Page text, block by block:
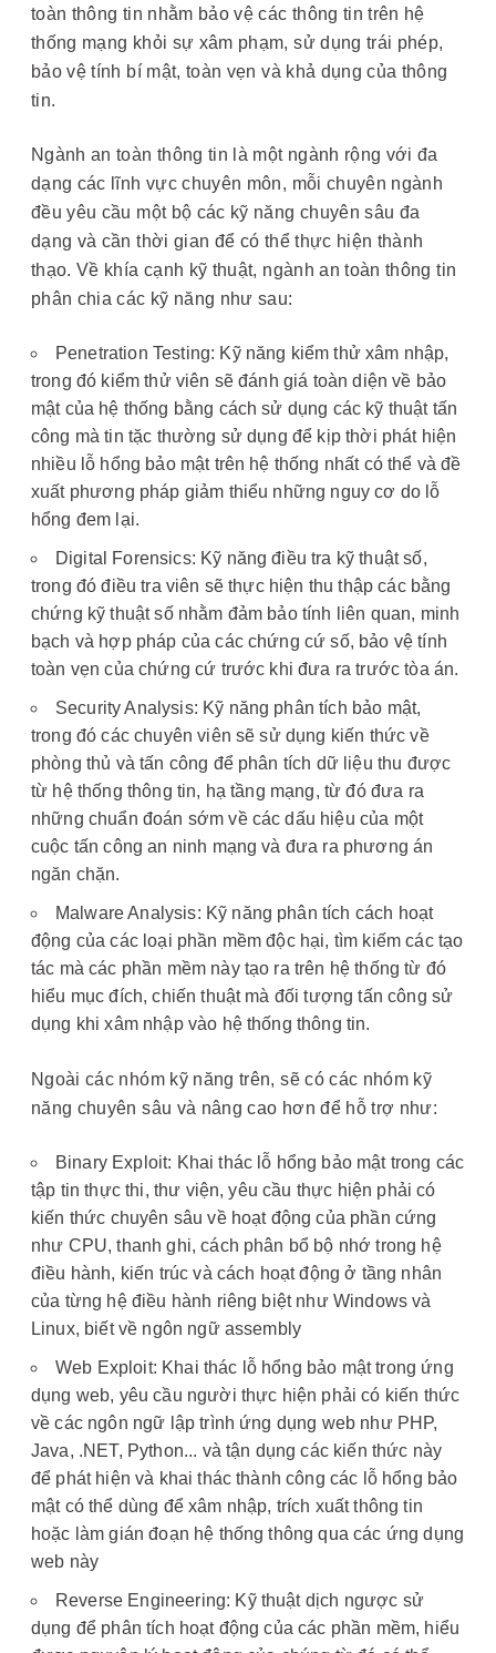
toàn thông tin nhằm bảo vệ các thông tin trên hệ
thống mạng khỏi sự xâm phạm, sử dụng trái phép,
bảo vệ tính bí mật, toàn vẹn và khả dụng của thông
tin.
Ngành an toàn thông tin là một ngành rộng với đa
dạng các lĩnh vực chuyên môn, mỗi chuyên ngành
đều yêu cầu một bộ các kỹ năng chuyên sâu đa
dạng và cần thời gian để có thể thực hiện thành
thạo. Về khía cạnh kỹ thuật, ngành an toàn thông tin
phân chia các kỹ năng như sau:
Penetration Testing: Kỹ năng kiểm thử xâm nhập,
trong đó kiểm thử viên sẽ đánh giá toàn diện về bảo
mật của hệ thống bằng cách sử dụng các kỹ thuật tấn
công mà tin tặc thường sử dụng để kịp thời phát hiện
nhiều lỗ hổng bảo mật trên hệ thống nhất có thể và đề
xuất phương pháp giảm thiểu những nguy cơ do lỗ
hổng đem lại.
Digital Forensics: Kỹ năng điều tra kỹ thuật số,
trong đó điều tra viên sẽ thực hiện thu thập các bằng
chứng kỹ thuật số nhằm đảm bảo tính liên quan, minh
bạch và hợp pháp của các chứng cứ số, bảo vệ tính
toàn vẹn của chứng cứ trước khi đưa ra trước tòa án.
Security Analysis: Kỹ năng phân tích bảo mật,
trong đó các chuyên viên sẽ sử dụng kiến thức về
phòng thủ và tấn công để phân tích dữ liệu thu được
từ hệ thống thông tin, hạ tầng mạng, từ đó đưa ra
những chuẩn đoán sớm về các dấu hiệu của một
cuộc tấn công an ninh mạng và đưa ra phương án
ngăn chặn.
Malware Analysis: Kỹ năng phân tích cách hoạt
động của các loại phần mềm độc hại, tìm kiếm các tạo
tác mà các phần mềm này tạo ra trên hệ thống từ đó
hiểu mục đích, chiến thuật mà đối tượng tấn công sử
dụng khi xâm nhập vào hệ thống thông tin.
Ngoài các nhóm kỹ năng trên, sẽ có các nhóm kỹ
năng chuyên sâu và nâng cao hơn để hỗ trợ như:
Binary Exploit: Khai thác lỗ hổng bảo mật trong các
tập tin thực thi, thư viện, yêu cầu thực hiện phải có
kiến thức chuyên sâu về hoạt động của phần cứng
như CPU, thanh ghi, cách phân bổ bộ nhớ trong hệ
điều hành, kiến trúc và cách hoạt động ở tầng nhân
của từng hệ điều hành riêng biệt như Windows và
Linux, biết về ngôn ngữ assembly
Web Exploit: Khai thác lỗ hổng bảo mật trong ứng
dụng web, yêu cầu người thực hiện phải có kiến thức
về các ngôn ngữ lập trình ứng dụng web như PHP,
Java, .NET, Python... và tận dụng các kiến thức này
để phát hiện và khai thác thành công các lỗ hổng bảo
mật có thể dùng để xâm nhập, trích xuất thông tin
hoặc làm gián đoạn hệ thống thông qua các ứng dụng
web này
Reverse Engineering: Kỹ thuật dịch ngược sử
dụng để phân tích hoạt động của các phần mềm, hiểu